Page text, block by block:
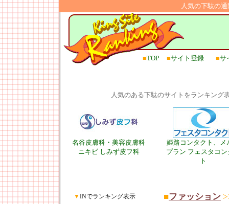
人気の下駄の
■TOP ■サイト登録 ■サ
人気のある下駄のサイトをランキング
名谷皮膚科・美容皮膚科
ニキビ しみず皮フ科
姫路コンタクト、メ
プラン フェスタコン
ト
▼INでランキング表示
■ファッション